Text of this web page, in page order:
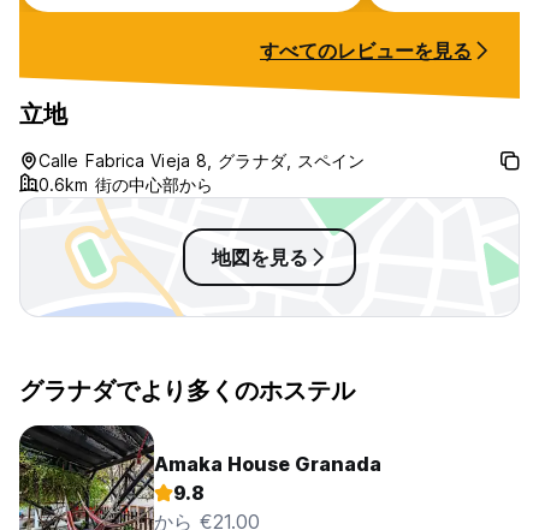
店を教えてくれたり、アラブ人街やグ
だった。朝食はシリアル、パン、カッ
プケーキにコーヒー、ココア、オレン
ジジュースもあった
すべてのレビューを見る
立地
Calle Fabrica Vieja 8, グラナダ, スペイン
0.6km 街の中心部から
地図を見る
グラナダでより多くのホステル
Amaka House Granada
9.8
から €21.00